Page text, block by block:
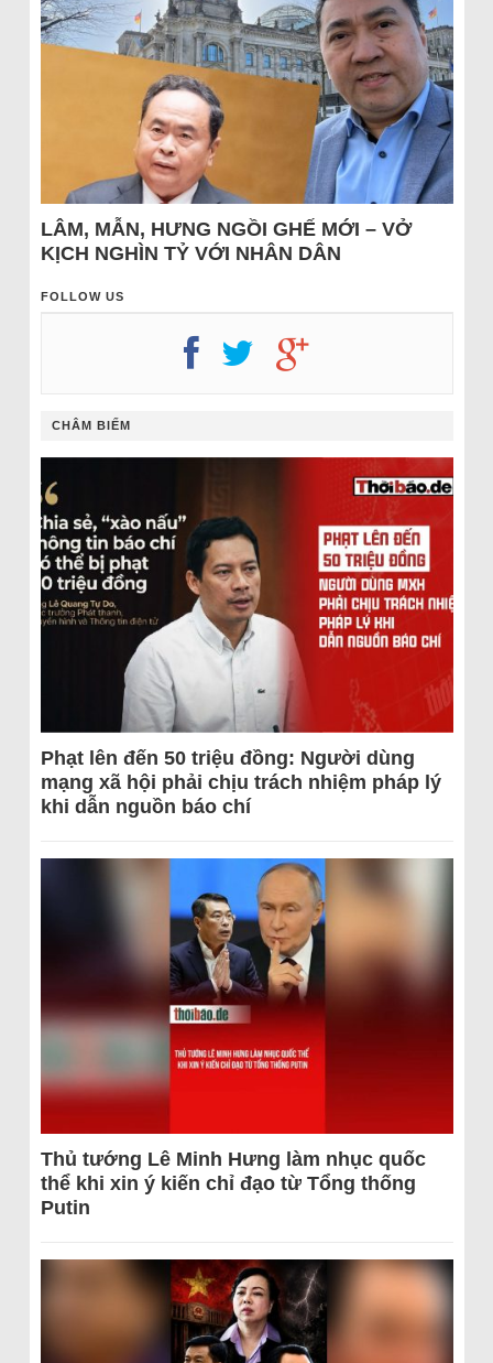
LÂM, MẪN, HƯNG NGỒI GHẾ MỚI – VỞ
KỊCH NGHÌN TỶ VỚI NHÂN DÂN
FOLLOW US
CHÂM BIẾM
Phạt lên đến 50 triệu đồng: Người dùng
mạng xã hội phải chịu trách nhiệm pháp lý
khi dẫn nguồn báo chí
Thủ tướng Lê Minh Hưng làm nhục quốc
thể khi xin ý kiến chỉ đạo từ Tổng thống
Putin